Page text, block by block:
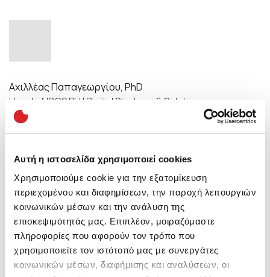
Αυτή η ιστοσελίδα χρησιμοποιεί cookies
Χρησιμοποιούμε cookie για την εξατομίκευση
περιεχομένου και διαφημίσεων, την παροχή λειτουργιών
κοινωνικών μέσων και την ανάλυση της
επισκεψιμότητάς μας. Επιπλέον, μοιραζόμαστε
πληροφορίες που αφορούν τον τρόπο που
χρησιμοποιείτε τον ιστότοπό μας με συνεργάτες
κοινωνικών μέσων, διαφήμισης και αναλύσεων, οι
Αχιλλέας Παπαγεωργίου, PhD
Head of IDCS BU | Digital Strategy & Solutions
Αλκαίος Αναγνωστόπουλος, MSc
Technical Lead & Solutions Architect, IDCS BU